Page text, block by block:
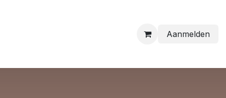
Aanmelden